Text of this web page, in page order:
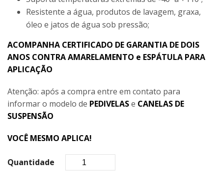
Resistente a água, produtos de lavagem, graxa,
óleo e jatos de água sob pressão;
ACOMPANHA CERTIFICADO DE GARANTIA DE DOIS
ANOS CONTRA AMARELAMENTO e ESPÁTULA PARA
APLICAÇÃO
Atenção: após a compra entre em contato para
informar o modelo de PEDIVELASe CANELAS DE
SUSPENSÃO
VOCÊ MESMO APLICA!
Quantidade